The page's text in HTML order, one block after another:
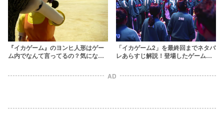
『イカゲーム』のヨンヒ人形はゲー
ム内でなんて言ってるの？気になる
「イカゲーム2」を最終回までネタバ
レあらすじ解説！登場したゲームの
AD